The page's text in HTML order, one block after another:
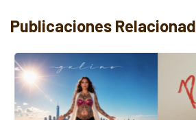
Publicaciones